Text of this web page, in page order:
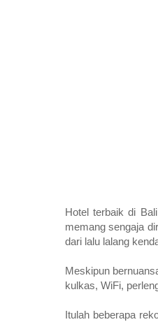
Hotel terbaik di
memang sengaja
dari lalu lalang
Meskipun
kulkas, WiFi,
Itulah beberapa